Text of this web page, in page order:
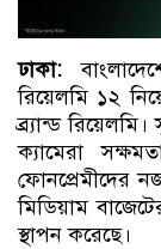
ঢাকা:
রিয়েলমি ১২
ব্র্যান্ড
ক্যামেরা
ফোনপ্রেমীদের
মিডিয়াম
স্থাপন করেছে।